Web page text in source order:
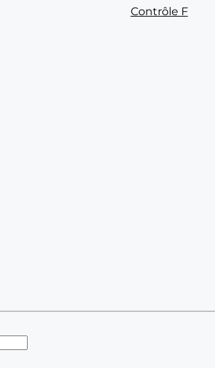
Contrôle F